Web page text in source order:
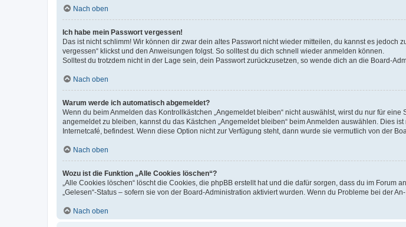
Nach oben
Ich habe mein Passwort vergessen!
Das ist nicht schlimm! Wir können dir zwar dein altes Passwort nicht wieder mitteilen, du kannst es jedoch
vergessen“ klickst und den Anweisungen folgst. So solltest du dich schnell wieder anmelden können.
Solltest du trotzdem nicht in der Lage sein, dein Passwort zurückzusetzen, so wende dich an die Board-
Nach oben
Warum werde ich automatisch abgemeldet?
Wenn du beim Anmelden das Kontrollkästchen „Angemeldet bleiben“ nicht auswählst, wirst du nur für
angemeldet zu bleiben, kannst du das Kästchen „Angemeldet bleiben“ beim Anmelden auswählen. Dies
Internetcafé, befindest. Wenn diese Option nicht zur Verfügung steht, dann wurde sie vermutlich von der
Nach oben
Wozu ist die Funktion „Alle Cookies löschen“?
„Alle Cookies löschen“ löscht die Cookies, die phpBB erstellt hat und die dafür sorgen, dass du im
„Gelesen“-Status – sofern sie von der Board-Administration aktiviert wurden. Wenn du Probleme bei der
Nach oben